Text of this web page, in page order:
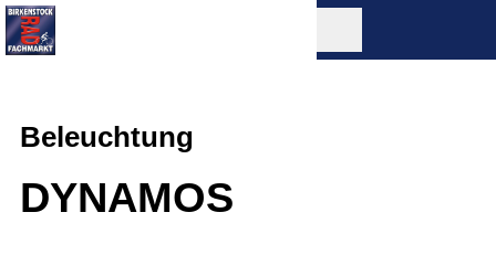
Beleuchtung
DYNAMOS